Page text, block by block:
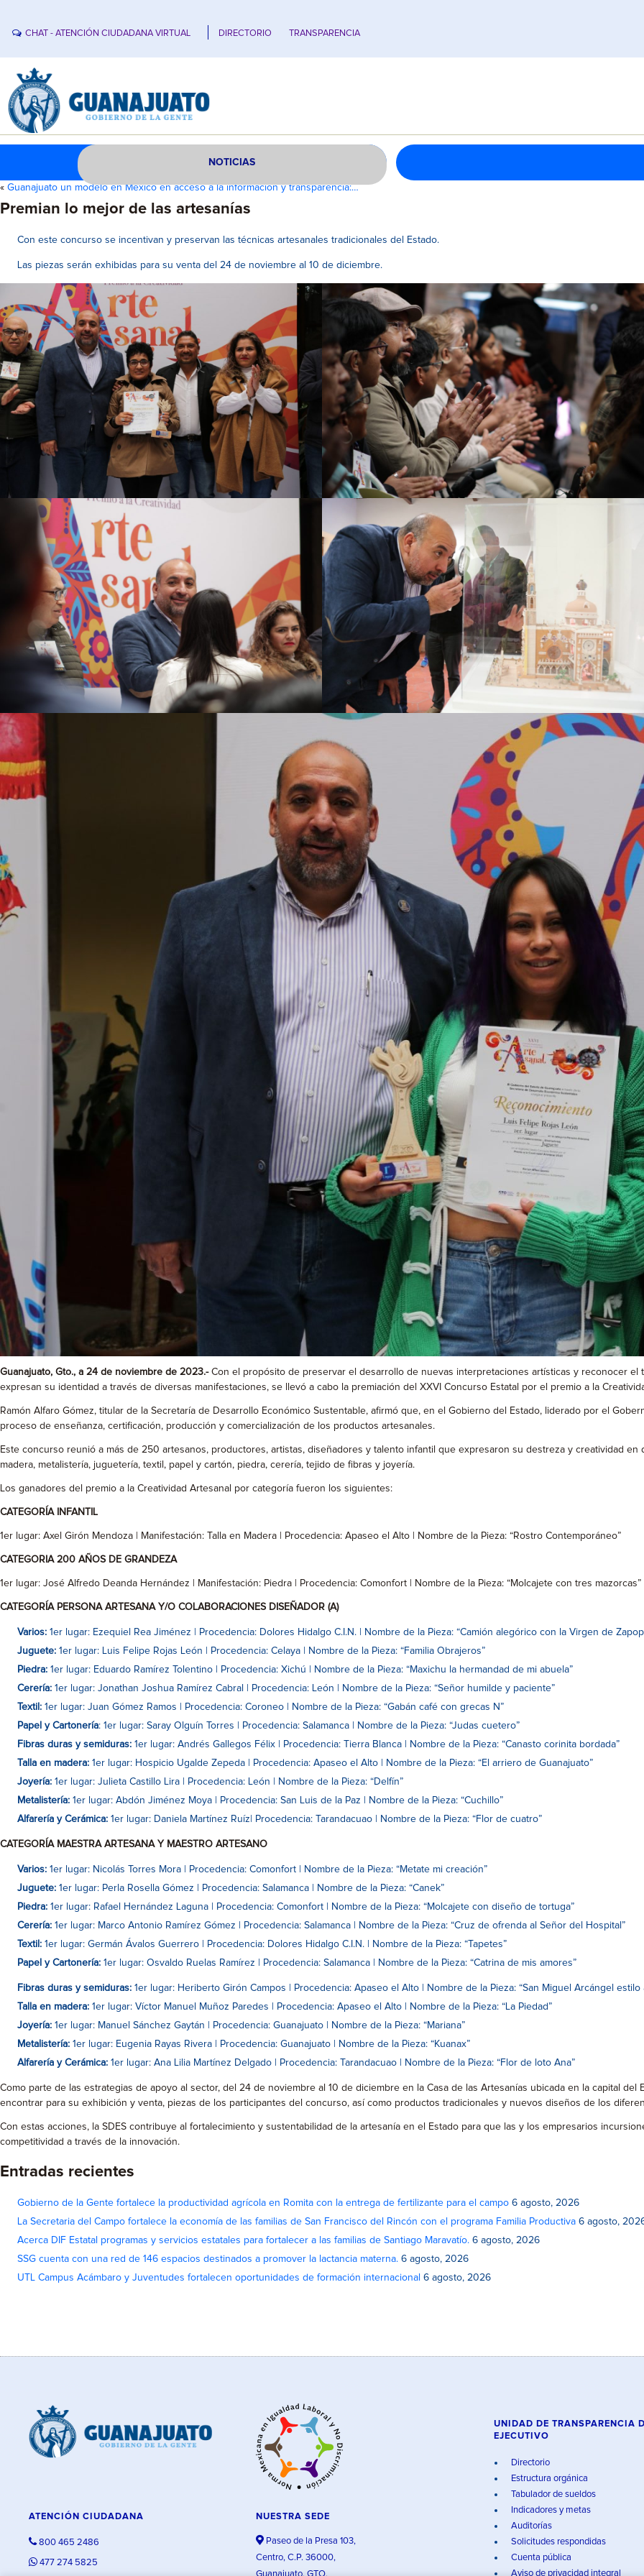
CHAT - ATENCIÓN CIUDADANA VIRTUAL DIRECTORIO TRANSPARENCIA
NOTICIAS
« Guanajuato un modelo en México en acceso a la información y transparencia:…
Premian lo mejor de las artesanías
Con este concurso se incentivan y preservan las técnicas artesanales tradicionales del Estado.
Las piezas serán exhibidas para su venta del 24 de noviembre al 10 de diciembre.
Guanajuato, Gto., a 24 de noviembre de 2023.- Con el propósito de preservar el desarrollo de nuevas interpretaciones artísticas y reconocer
expresan su identidad a través de diversas manifestaciones, se llevó a cabo la premiación del XXVI Concurso Estatal por el premio a la
Ramón Alfaro Gómez, titular de la Secretaría de Desarrollo Económico Sustentable, afirmó que, en el Gobierno del Estado, liderado por el
proceso de enseñanza, certificación, producción y comercialización de los productos artesanales.
Este concurso reunió a más de 250 artesanos, productores, artistas, diseñadores y talento infantil que expresaron su destreza y creatividad en
madera, metalistería, juguetería, textil, papel y cartón, piedra, cerería, tejido de fibras y joyería.
Los ganadores del premio a la Creatividad Artesanal por categoría fueron los siguientes:
CATEGORÍA INFANTIL
1er lugar: Axel Girón Mendoza | Manifestación: Talla en Madera | Procedencia: Apaseo el Alto | Nombre de la Pieza: “Rostro Contemporáneo”
CATEGORIA 200 AÑOS DE GRANDEZA
1er lugar: José Alfredo Deanda Hernández | Manifestación: Piedra | Procedencia: Comonfort | Nombre de la Pieza: “Molcajete con tres mazorcas”
CATEGORÍA PERSONA ARTESANA Y/O COLABORACIONES DISEÑADOR (A)
Varios: 1er lugar: Ezequiel Rea Jiménez | Procedencia: Dolores Hidalgo C.I.N. | Nombre de la Pieza: “Camión alegórico con la Virgen de
Juguete: 1er lugar: Luis Felipe Rojas León | Procedencia: Celaya | Nombre de la Pieza: “Familia Obrajeros”
Piedra: 1er lugar: Eduardo Ramírez Tolentino | Procedencia: Xichú | Nombre de la Pieza: “Maxichu la hermandad de mi abuela”
Cerería: 1er lugar: Jonathan Joshua Ramírez Cabral | Procedencia: León | Nombre de la Pieza: “Señor humilde y paciente”
Textil: 1er lugar: Juan Gómez Ramos | Procedencia: Coroneo | Nombre de la Pieza: “Gabán café con grecas N”
Papel y Cartonería: 1er lugar: Saray Olguín Torres | Procedencia: Salamanca | Nombre de la Pieza: “Judas cuetero”
Fibras duras y semiduras: 1er lugar: Andrés Gallegos Félix | Procedencia: Tierra Blanca | Nombre de la Pieza: “Canasto corinita bordada”
Talla en madera: 1er lugar: Hospicio Ugalde Zepeda | Procedencia: Apaseo el Alto | Nombre de la Pieza: “El arriero de Guanajuato”
Joyería: 1er lugar: Julieta Castillo Lira | Procedencia: León | Nombre de la Pieza: “Delfín”
Metalistería: 1er lugar: Abdón Jiménez Moya | Procedencia: San Luis de la Paz | Nombre de la Pieza: “Cuchillo”
Alfarería y Cerámica: 1er lugar: Daniela Martínez Ruíz| Procedencia: Tarandacuao | Nombre de la Pieza: “Flor de cuatro”
CATEGORÍA MAESTRA ARTESANA Y MAESTRO ARTESANO
Varios: 1er lugar: Nicolás Torres Mora | Procedencia: Comonfort | Nombre de la Pieza: “Metate mi creación”
Juguete: 1er lugar: Perla Rosella Gómez | Procedencia: Salamanca | Nombre de la Pieza: “Canek”
Piedra: 1er lugar: Rafael Hernández Laguna | Procedencia: Comonfort | Nombre de la Pieza: “Molcajete con diseño de tortuga”
Cerería: 1er lugar: Marco Antonio Ramírez Gómez | Procedencia: Salamanca | Nombre de la Pieza: “Cruz de ofrenda al Señor del Hospital”
Textil: 1er lugar: Germán Ávalos Guerrero | Procedencia: Dolores Hidalgo C.I.N. | Nombre de la Pieza: “Tapetes”
Papel y Cartonería: 1er lugar: Osvaldo Ruelas Ramírez | Procedencia: Salamanca | Nombre de la Pieza: “Catrina de mis amores”
Fibras duras y semiduras: 1er lugar: Heriberto Girón Campos | Procedencia: Apaseo el Alto | Nombre de la Pieza: “San Miguel Arcángel estilo
Talla en madera: 1er lugar: Víctor Manuel Muñoz Paredes | Procedencia: Apaseo el Alto | Nombre de la Pieza: “La Piedad”
Joyería: 1er lugar: Manuel Sánchez Gaytán | Procedencia: Guanajuato | Nombre de la Pieza: “Mariana”
Metalistería: 1er lugar: Eugenia Rayas Rivera | Procedencia: Guanajuato | Nombre de la Pieza: “Kuanax”
Alfarería y Cerámica: 1er lugar: Ana Lilia Martínez Delgado | Procedencia: Tarandacuao | Nombre de la Pieza: “Flor de loto Ana”
Como parte de las estrategias de apoyo al sector, del 24 de noviembre al 10 de diciembre en la Casa de las Artesanías ubicada en la capital del
encontrar para su exhibición y venta, piezas de los participantes del concurso, así como productos tradicionales y nuevos diseños de los
Con estas acciones, la SDES contribuye al fortalecimiento y sustentabilidad de la artesanía en el Estado para que las y los empresarios
competitividad a través de la innovación.
Entradas recientes
Gobierno de la Gente fortalece la productividad agrícola en Romita con la entrega de fertilizante para el campo 6 agosto, 2026
La Secretaria del Campo fortalece la economía de las familias de San Francisco del Rincón con el programa Familia Productiva 6 agosto,
Acerca DIF Estatal programas y servicios estatales para fortalecer a las familias de Santiago Maravatío. 6 agosto, 2026
SSG cuenta con una red de 146 espacios destinados a promover la lactancia materna. 6 agosto, 2026
UTL Campus Acámbaro y Juventudes fortalecen oportunidades de formación internacional 6 agosto, 2026
ATENCIÓN CIUDADANA
800 465 2486
477 274 5825
NUESTRA SEDE
Paseo de la Presa 103,
Centro, C.P. 36000,
UNIDAD DE TRANSPARENCIA
EJECUTIVO
Directorio
Estructura orgánica
Tabulador de sueldos
Indicadores y metas
Auditorías
Solicitudes respondidas
Cuenta pública
Aviso de privacidad integral